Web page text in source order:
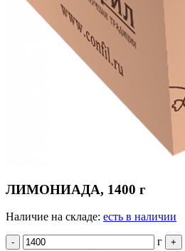
ЛИМОНИАДА, 1400 г
Наличие на складе: есть в наличии
- г +